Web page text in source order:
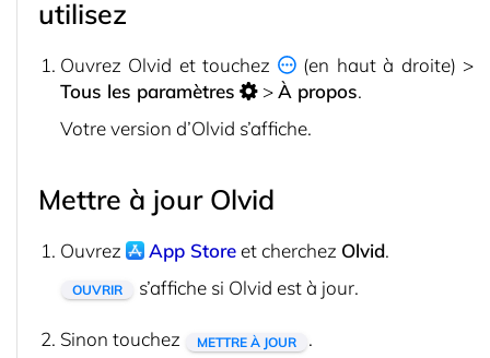
utilisez
Ouvrez Olvid et touchez
(en haut à droite) >
Tous les paramètres
>À propos.
Votre version d’Olvid s’affiche.
Mettre à jour Olvid
Ouvrez App Storeet cherchez Olvid.
OUVRIR s’affiche si Olvid est à jour.
Sinon touchez METTRE À JOUR .